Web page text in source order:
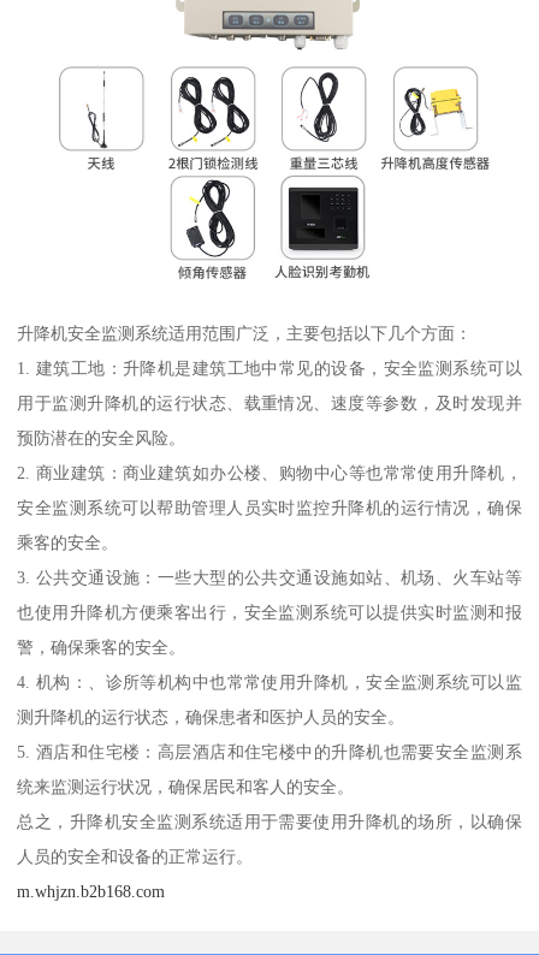
升降机安全监测系统适用范围广泛，主要包括以下几个方面：
1. 建筑工地：升降机是建筑工地中常见的设备，安全监测系统可以
用于监测升降机的运行状态、载重情况、速度等参数，及时发现并
预防潜在的安全风险。
2. 商业建筑：商业建筑如办公楼、购物中心等也常常使用升降机，
安全监测系统可以帮助管理人员实时监控升降机的运行情况，确保
乘客的安全。
3. 公共交通设施：一些大型的公共交通设施如站、机场、火车站等
也使用升降机方便乘客出行，安全监测系统可以提供实时监测和报
警，确保乘客的安全。
4. 机构：、诊所等机构中也常常使用升降机，安全监测系统可以监
测升降机的运行状态，确保患者和医护人员的安全。
5. 酒店和住宅楼：高层酒店和住宅楼中的升降机也需要安全监测系
统来监测运行状况，确保居民和客人的安全。
总之，升降机安全监测系统适用于需要使用升降机的场所，以确保
人员的安全和设备的正常运行。
m.whjzn.b2b168.com